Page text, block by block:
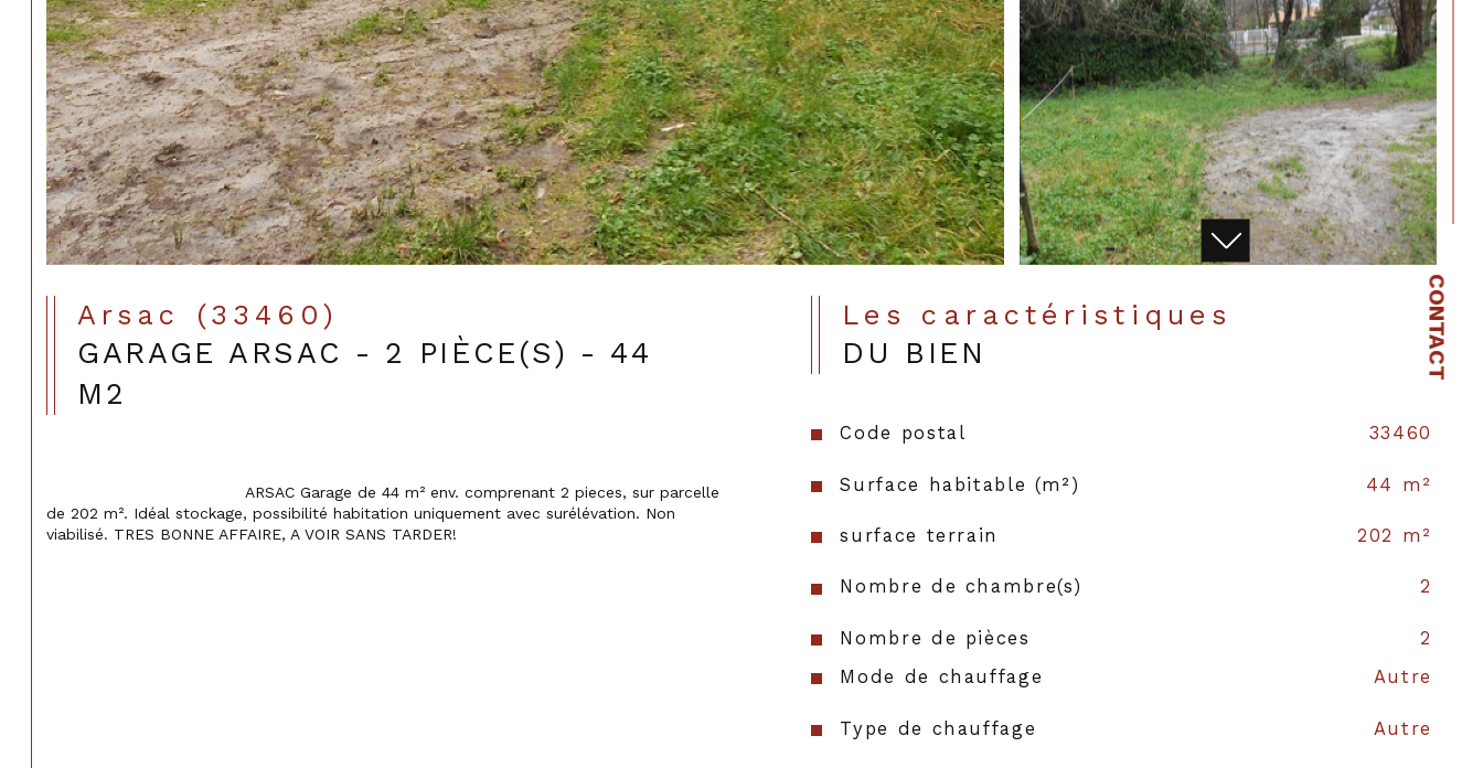
CONTACT
Arsac (33460)
GARAGE ARSAC - 2 PIÈCE(S) - 44
M2
de 202 m². Idéal stockage, possibilité habitation uniquement avec surélévation. Non
viabilisé. TRES BONNE AFFAIRE, A VOIR SANS TARDER!
Les caractéristiques
DU BIEN
Code postal 33460
Surface habitable (m²) 44 m²
surface terrain 202 m²
Nombre de chambre(s) 2
Nombre de pièces
2
Mode de chauffage
Autre
Type de chauffage Autre